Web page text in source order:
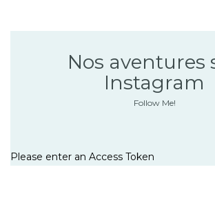
Nos aventures
Instagram
Follow Me!
Please enter an Access Token